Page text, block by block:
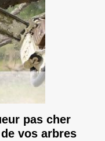
pas cher
vos arbres